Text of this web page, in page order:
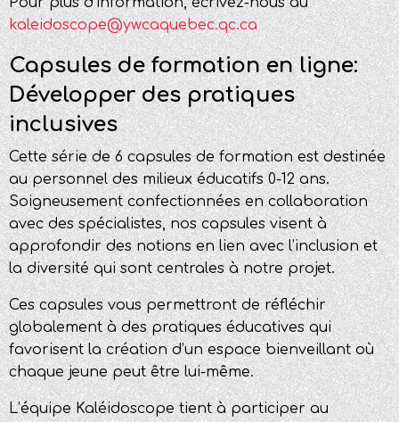
kaleidoscope@ywcaquebec.qc.ca
Capsules de formation en ligne:
Développer des pratiques
inclusives
Cette série de 6 capsules de formation est destinée
au personnel des milieux éducatifs 0-12 ans.
Soigneusement confectionnées en collaboration
avec des spécialistes, nos capsules visent à
approfondir des notions en lien avec l’inclusion et
la diversité qui sont centrales à notre projet.
Ces capsules vous permettront de réfléchir
globalement à des pratiques éducatives qui
favorisent la création d’un espace bienveillant où
chaque jeune peut être lui-même.
L’équipe Kaléidoscope tient à participer au